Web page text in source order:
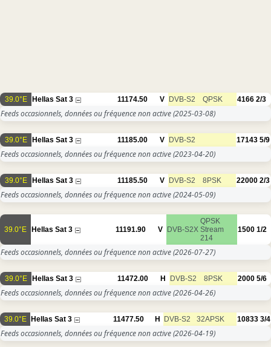
39.0°E Hellas Sat 3 11174.50 V DVB-S2 QPSK 4166 2/3
Feeds occasionnels, données ou fréquence non active(2025-03-08)
39.0°E Hellas Sat 3 11185.00 V DVB-S2 17143 5/9
Feeds occasionnels, données ou fréquence non active(2023-04-20)
39.0°E Hellas Sat 3 11185.50 V DVB-S2 8PSK 22000 2/3
Feeds occasionnels, données ou fréquence non active(2024-05-09)
39.0°E Hellas Sat 3 11191.90 V DVB-S2X
QPSK
Stream
214
1500 1/2
Feeds occasionnels, données ou fréquence non active(2026-07-27)
39.0°E Hellas Sat 3 11472.00 H DVB-S2 8PSK 2000 5/6
Feeds occasionnels, données ou fréquence non active(2026-04-26)
39.0°E Hellas Sat 3 11477.50 H DVB-S2 32APSK 10833 3/4
Feeds occasionnels, données ou fréquence non active(2026-04-19)